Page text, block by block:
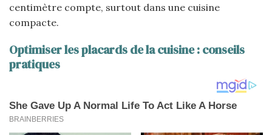
centimètre compte, surtout dans une cuisine
compacte.
Optimiser les placards de la cuisine : conseils
pratiques